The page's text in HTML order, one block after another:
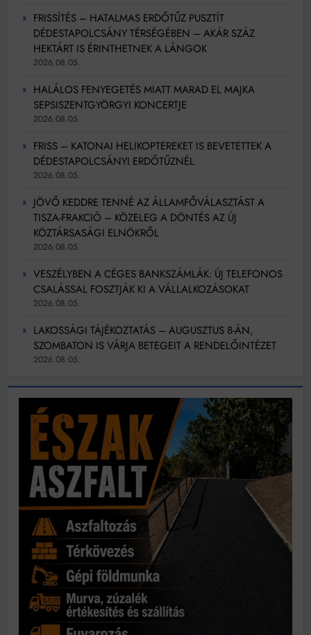
FRISSÍTÉS – HATALMAS ERDŐTŰZ PUSZTÍT
DÉDESTAPOLCSÁNY TÉRSÉGÉBEN – AKÁR SZÁZ
HEKTÁRT IS ÉRINTHETNEK A LÁNGOK
2026.08.05.
HALÁLOS FENYEGETÉS MIATT MARAD EL MAJKA
SEPSISZENTGYÖRGYI KONCERTJE
2026.08.05.
FRISS – KATONAI HELIKOPTEREKET IS BEVETETTEK A
DÉDESTAPOLCSÁNYI ERDŐTŰZNÉL
2026.08.05.
JÖVŐ KEDDRE TENNÉ AZ ÁLLAMFŐVÁLASZTÁST A
TISZA-FRAKCIÓ – KÖZELEG A DÖNTÉS AZ ÚJ
KÖZTÁRSASÁGI ELNÖKRŐL
2026.08.05.
VESZÉLYBEN A CÉGES BANKSZÁMLÁK: ÚJ TELEFONOS
CSALÁSSAL FOSZTJÁK KI A VÁLLALKOZÁSOKAT
2026.08.05.
LAKOSSÁGI TÁJÉKOZTATÁS – AUGUSZTUS 8-ÁN,
SZOMBATON IS VÁRJA BETEGEIT A RENDELŐINTÉZET
2026.08.05.